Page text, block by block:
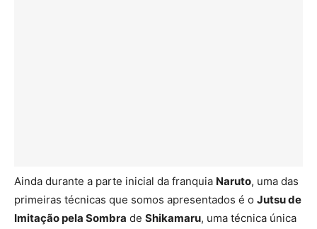
Ainda durante a parte inicial da franquia Naruto, uma das
primeiras técnicas que somos apresentados é o Jutsu de
Imitação pela Sombra de Shikamaru, uma técnica única